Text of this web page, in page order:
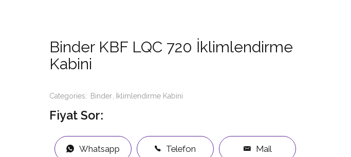
Binder KBF LQC 720 İklimlendirme
Kabini
Categories: Binder İklimlendirme Kabini
Fiyat Sor:
Whatsapp Telefon Mail